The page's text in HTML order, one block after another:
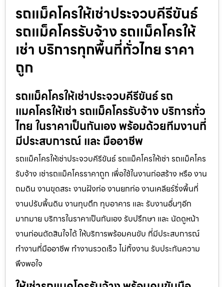
รถแม็คโครให้เช่าประจวบคีรีขันธ์
รถแม็คโครรับจ้าง รถแม็คโครให้
เช่า บริการทุกพื้นที่ทั่วไทย ราคา
ถูก
รถแม็คโครให้เช่าประจวบคีรีขันธ์ รถ
แมคโครให้เช่า รถแม็คโครรับจ้าง บริการทั่ว
ไทย ในราคาเป็นกันเอง พร้อมด้วยทีมงานที่
มีประสบการณ์ และ มืออาชีพ
รถแม็คโครให้เช่าประจวบคีรีขันธ์ รถแม็คโครให้เช่า รถแม็คโคร
รับจ้าง เช่ารถแม็คโครราคาถูก เพื่อใช้ในงานก่อสร้าง หรือ งาน
ถมดิน งานขุดสระ งานฝังท่อ งานยกท่อ งานเคลียร์ริ่งพื้นที่
งานปรับพื้นดิน งานทุบตึก ทุบอาคาร และ รับงานอื่นๆอีก
มากมาย บริการในราคาเป็นกันเอง รับปรึกษา และ นัดดูหน้า
งานก่อนตัดสินใจได้ ให้บริการพร้อมคนขับ ที่มีประสบการณ์
ทำงานที่มืออาชีพ ทำงานรวดเร็ว ไม่ทิ้งงาน รับประกันความ
พึงพอใจ